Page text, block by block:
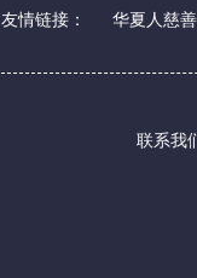
友情链接： 华夏人慈
联系我